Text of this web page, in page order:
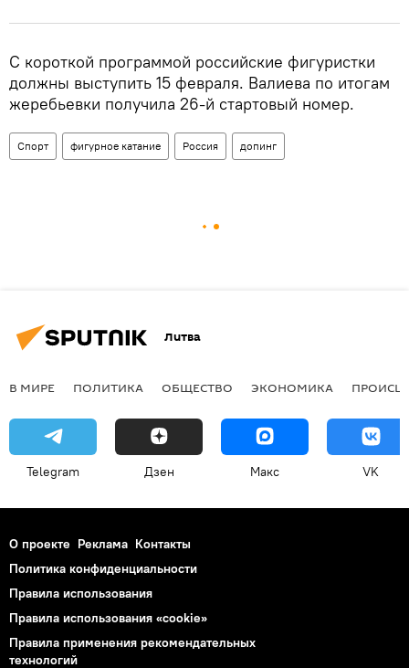
С короткой программой российские фигуристки
должны выступить 15 февраля. Валиева по итогам
жеребьевки получила 26-й стартовый номер.
Спорт фигурное катание Россия допинг
Литва
В МИРЕ ПОЛИТИКА ОБЩЕСТВО ЭКОНОМИКА
Telegram Дзен Макс VK
О проекте Реклама Контакты
Политика конфиденциальности
Правила использования
Правила использования «cookie»
Правила применения рекомендательных
технологий